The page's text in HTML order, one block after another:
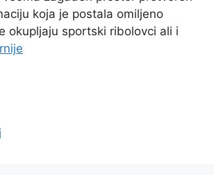
koja je postala omiljeno
okupljaju sportski ribolovci ali i